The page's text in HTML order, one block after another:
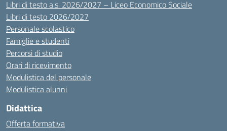
Libri di testo a.s. 2026/2027 – Liceo Economico Sociale
Libri di testo 2026/2027
Personale scolastico
Famiglie e studenti
Percorsi di studio
Orari di ricevimento
Modulistica del personale
Modulistica alunni
Didattica
Offerta formativa